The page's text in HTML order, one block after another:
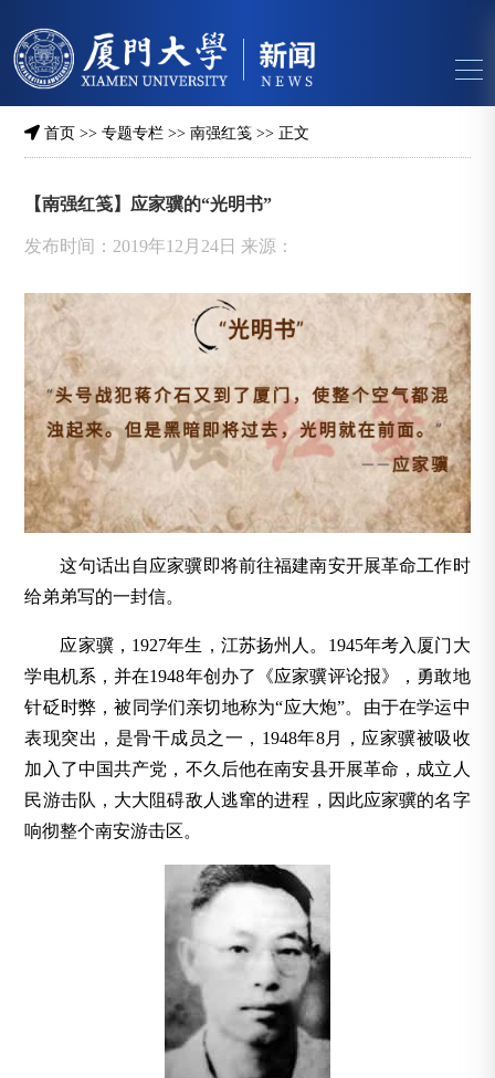
首页 >>专题专栏 >>南强红笺 >> 正文
【南强红笺】应家骥的“光明书”
发布时间：2019年12月24日 来源：
这句话出自应家骥即将前往福建南安开展革命工作时
给弟弟写的一封信。
应家骥，1927年生，江苏扬州人。1945年考入厦门大
学电机系，并在1948年创办了《应家骥评论报》，勇敢地
针砭时弊，被同学们亲切地称为“应大炮”。由于在学运中
表现突出，是骨干成员之一，1948年8月，应家骥被吸收
加入了中国共产党，不久后他在南安县开展革命，成立人
民游击队，大大阻碍敌人逃窜的进程，因此应家骥的名字
响彻整个南安游击区。